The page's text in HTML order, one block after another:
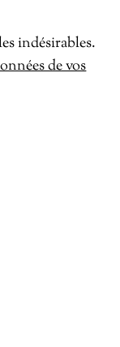
indésirables.
de vos